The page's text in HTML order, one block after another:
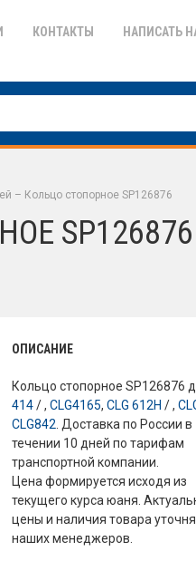
КОНТАКТЫ НАПИСАТЬ
– Кольцо стопорное SP126876
SP126876
ОПИСАНИЕ
Кольцо стопорное SP126876
414/ ,CLG4165,CLG 612H / ,
CLG842 . Доставка по России в
течении 10 дней по тарифам
транспортной компании.
Цена формируется исходя из
текущего курса юаня.
цены и наличия товара
наших менеджеров.